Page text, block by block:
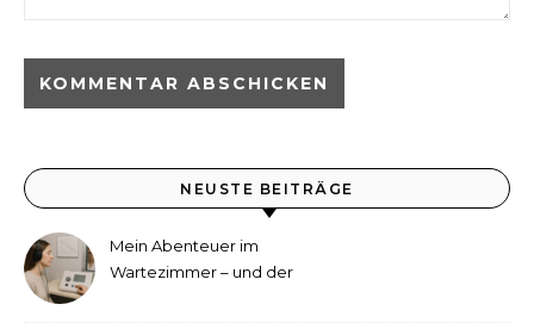
NEUSTE BEITRÄGE
Mein Abenteuer im
Wartezimmer – und der